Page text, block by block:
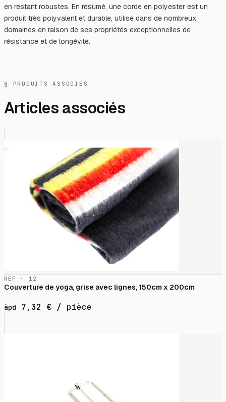
en restant robustes. En résumé, une corde en polyester est un
produit très polyvalent et durable, utilisé dans de nombreux
domaines en raison de ses propriétés exceptionnelles de
résistance et de longévité.
§ PRODUITS ASSOCIÉS
Articles associés
RÉF · 12
Couverture de yoga, grise avec lignes, 150cm x 200cm
àpd 7,32 € / pièce